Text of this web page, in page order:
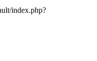
index.php?